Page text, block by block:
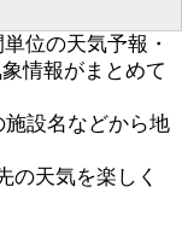
位の天気予報・
情報がまとめて
設名などから地
の天気を楽しく